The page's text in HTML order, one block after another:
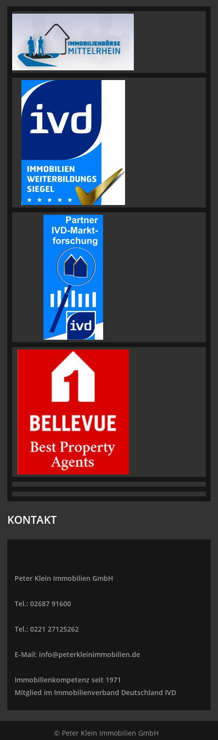
KONTAKT
Peter Klein Immobilien GmbH
Tel.: 02687 91600
Tel.: 0221 27125262
E-Mail: info@peterkleinimmobilien.de
Immobilienkompetenz seit 1971
Mitglied im Immobilienverband Deutschland IVD
© Peter Klein Immobilien GmbH